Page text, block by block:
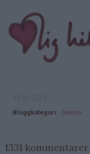
Bloggkategori Diverse
1331 kommentarer